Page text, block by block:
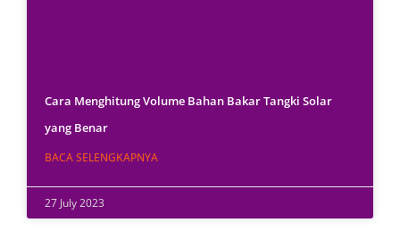
Cara Menghitung Volume Bahan Bakar Tangki Solar
yang Benar
BACA SELENGKAPNYA
27 July 2023